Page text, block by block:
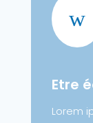
w
Etre
Lorem